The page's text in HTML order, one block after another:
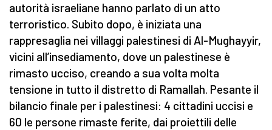
autorità israeliane hanno parlato di un atto
terroristico. Subito dopo, è iniziata una
rappresaglia nei villaggi palestinesi di Al-Mughayyir,
vicini all’insediamento, dove un palestinese è
rimasto ucciso, creando a sua volta molta
tensione in tutto il distretto di Ramallah. Pesante il
bilancio finale per i palestinesi: 4 cittadini uccisi e
60 le persone rimaste ferite, dai proiettili delle